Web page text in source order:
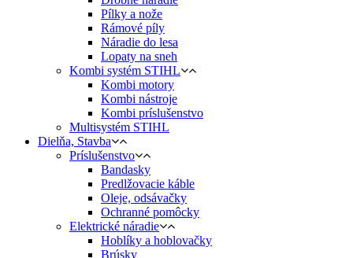
Pílky a nože
Rámové píly
Náradie do lesa
Lopaty na sneh
Kombi systém STIHL
Kombi motory
Kombi nástroje
Kombi príslušenstvo
Multisystém STIHL
Dielňa, Stavba
Príslušenstvo
Bandasky
Predlžovacie káble
Oleje, odsávačky
Ochranné pomôcky
Elektrické náradie
Hoblíky a hoblovačky
Brúsky